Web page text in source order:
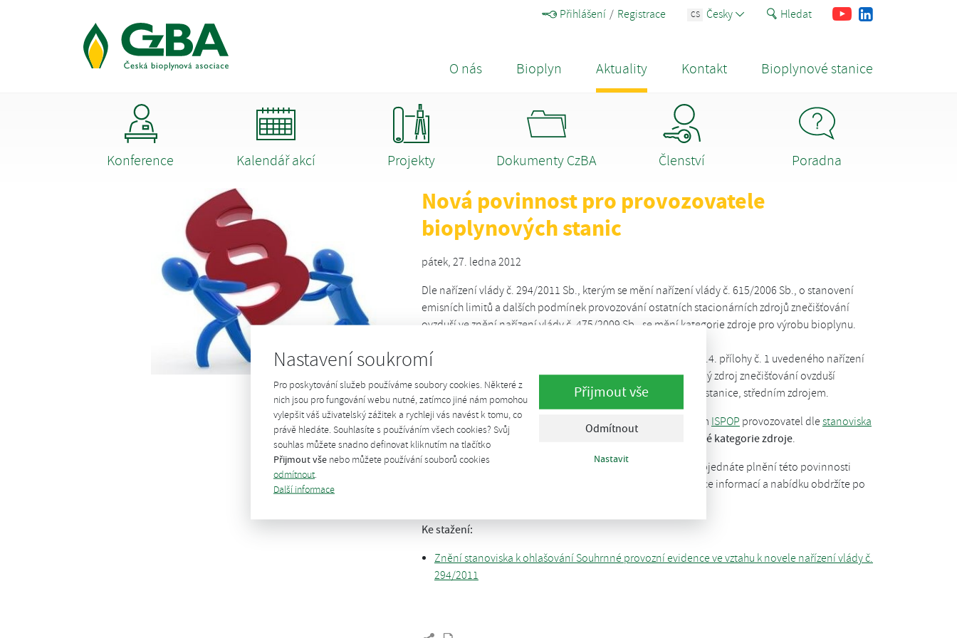
Nastavení soukromí
Pro poskytování služeb používáme soubory cookies. Některé z
nich jsou pro fungování webu nutné, zatímco jiné nám pomohou
vylepšit váš uživatelský zážitek a rychleji vás navést k tomu, co
právě hledáte. Souhlasíte s používáním všech cookies? Svůj
souhlas můžete snadno definovat kliknutím na tlačítko
Přijmout vše nebo můžete používání souborů cookies
odmítnout
Další informace
Přijmout vše
Odmítnout
Nastavit
Přihlášení Registrace CS Česky Hledat FacebookYoutube
O nás Bioplyn Aktuality Kontakt Bioplynové stanice
Konference Kalendář akcí Projekty Dokumenty CzBA Členství Poradna
Nová povinnost pro provozovatele
bioplynových stanic
pátek, 27. ledna 2012
Dle nařízení vlády č. 294/2011 Sb., kterým se mění nařízení vlády č. 615/2006 Sb., o stanovení
emisních limitů a dalších podmínek provozování ostatních stacionárních zdrojů znečišťování
ovzduší ve znění nařízení vlády č. 475/2009 Sb., se mění kategorie zdroje pro výrobu bioplynu.
Od 1. 11. 2011 je výroba bioplynu
– nově zařazená pod bod 1.4. přílohy č. 1 uvedeného nařízení
středním zdrojem. V případě, že v provozovně není jiný zdroj znečišťování ovzduší
kategorizovaný jako velký, stává se provozovna – bioplynová stanice, středním zdrojem.
Při ohlašování "Souhrnné provozní evidence" prostřednictvím ISPOP provozovatel dlestanoviska
Odboru ochrany ovzduší MŽP
ohlašuje již podle aktualizované kategorie zdroje.
CzBA nabízí pomoc při vyřizování této povinnosti. Pokud si objednáte plnění této povinnosti
prostřednictvím CzBA, podpoříte tím zároveň naší činnost. Více informací a nabídku obdržíte po
Ke stažení:
Znění stanoviska k ohlašování Souhrnné provozní evidence ve vztahu k novele nařízení vlády č.
294/2011